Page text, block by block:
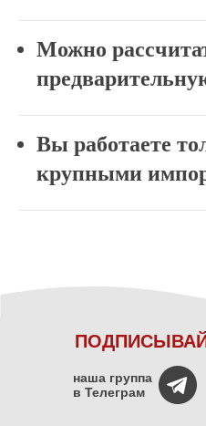
Можно
Вы работаете
крупными
наша группа
в Телеграм